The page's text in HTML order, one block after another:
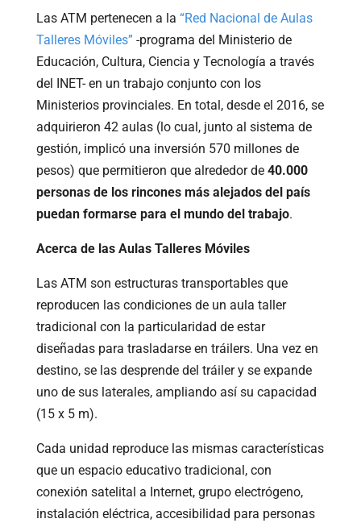
Las ATM pertenecen a la “Red Nacional de Aulas
Talleres Móviles” -programa del Ministerio de
Educación, Cultura, Ciencia y Tecnología a través
del INET- en un trabajo conjunto con los
Ministerios provinciales. En total, desde el 2016, se
adquirieron 42 aulas (lo cual, junto al sistema de
gestión, implicó una inversión 570 millones de
pesos) que permitieron que alrededor de 40.000
personas de los rincones más alejados del país
puedan formarse para el mundo del trabajo.
Acerca de las Aulas Talleres Móviles
Las ATM son estructuras transportables que
reproducen las condiciones de un aula taller
tradicional con la particularidad de estar
diseñadas para trasladarse en tráilers. Una vez en
destino, se las desprende del tráiler y se expande
uno de sus laterales, ampliando así su capacidad
(15 x 5 m).
Cada unidad reproduce las mismas características
que un espacio educativo tradicional, con
conexión satelital a Internet, grupo electrógeno,
instalación eléctrica, accesibilidad para personas